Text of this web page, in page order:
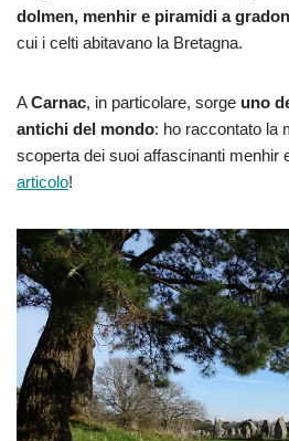
dolmen, menhir e piramidi a
cui i celti abitavano la Bretagna.
ACarnac, in particolare, sorge uno
antichi del mondo: ho raccontato la
scoperta dei suoi affascinanti menhir
articolo!